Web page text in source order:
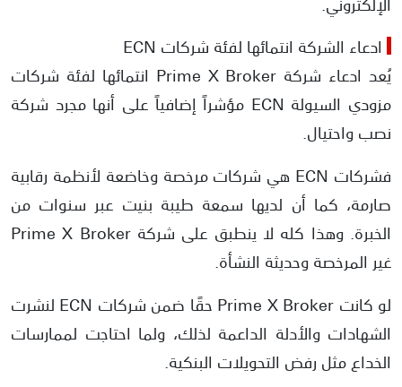
ادعاء الشركة انتمائها لفئة شركات ECN
يُعد ادعاء شركة Prime X Broker انتمائها لفئة شركات
مزودي السيولة ECN مؤشراً إضافياً على أنها مجرد شركة
نصب واحتيال.
فشركات ECN هي شركات مرخصة وخاضعة لأنظمة رقابية
صارمة، كما أن لديها سمعة طيبة بنيت عبر سنوات من
الخبرة. وهذا كله لا ينطبق على شركة Prime X Broker
غير المرخصة وحديثة النشأة.
لو كانت Prime X Broker حقًا ضمن شركات ECN لنشرت
الشهادات والأدلة الداعمة لذلك، ولما احتاجت لممارسات
الخداع مثل رفض التحويلات البنكية.